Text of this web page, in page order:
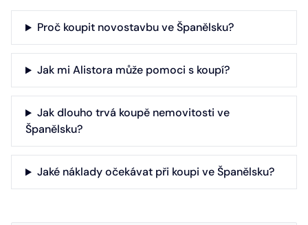
Proč koupit novostavbu ve Španělsku?
Jak mi Alistora může pomoci s koupí?
Jak dlouho trvá koupě nemovitosti ve
Španělsku?
Jaké náklady očekávat při koupi ve Španělsku?